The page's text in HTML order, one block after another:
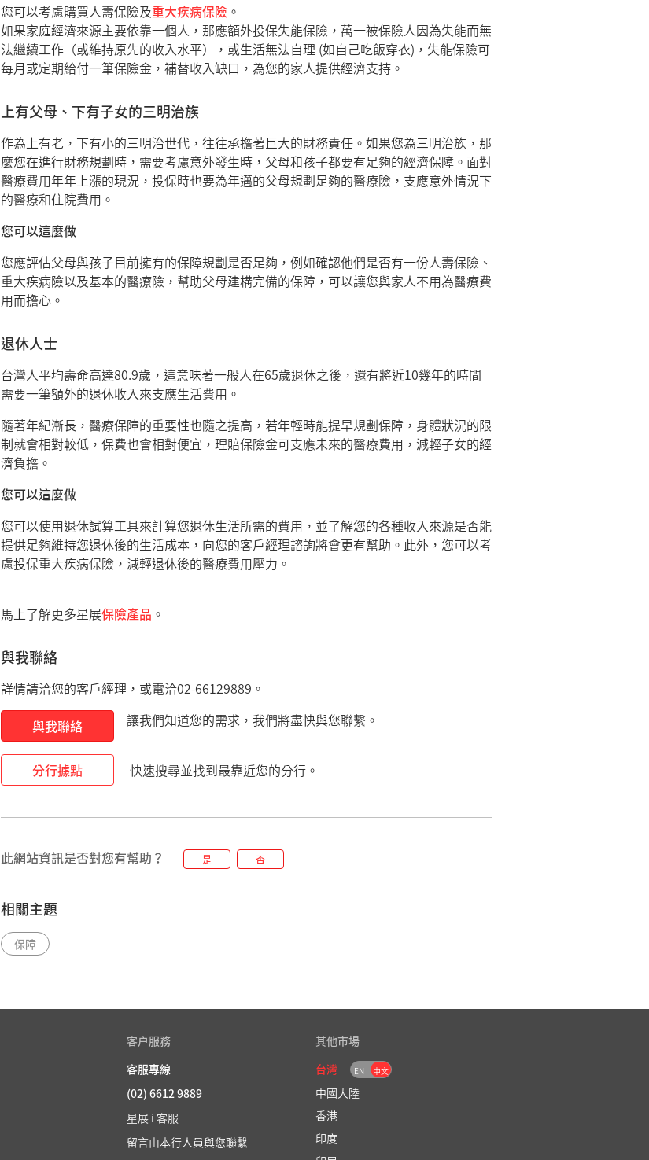
您可以考慮購買人壽保險及重大疾病保險。
如果家庭經濟來源主要依靠一個人，那應額外投保失能保險，萬一被保險人因為失能而無
法繼續工作（或維持原先的收入水平），或生活無法自理 (如自己吃飯穿衣)，失能保險可
每月或定期給付一筆保險金，補替收入缺口，為您的家人提供經濟支持。
上有父母、下有子女的三明治族
作為上有老，下有小的三明治世代，往往承擔著巨大的財務責任。如果您為三明治族，那
麼您在進行財務規劃時，需要考慮意外發生時，父母和孩子都要有足夠的經濟保障。面對
醫療費用年年上漲的現況，投保時也要為年邁的父母規劃足夠的醫療險，支應意外情況下
的醫療和住院費用。
您可以這麼做
您應評估父母與孩子目前擁有的保障規劃是否足夠，例如確認他們是否有一份人壽保險、
重大疾病險以及基本的醫療險，幫助父母建構完備的保障，可以讓您與家人不用為醫療費
用而擔心。
退休人士
台灣人平均壽命高達80.9歲，這意味著一般人在65歲退休之後，還有將近10幾年的時間
需要一筆額外的退休收入來支應生活費用。
隨著年紀漸長，醫療保障的重要性也隨之提高，若年輕時能提早規劃保障，身體狀況的限
制就會相對較低，保費也會相對便宜，理賠保險金可支應未來的醫療費用，減輕子女的經
濟負擔。
您可以這麼做
您可以使用退休試算工具來計算您退休生活所需的費用，並了解您的各種收入來源是否能
提供足夠維持您退休後的生活成本，向您的客戶經理諮詢將會更有幫助。此外，您可以考
慮投保重大疾病保險，減輕退休後的醫療費用壓力。
馬上了解更多星展保險產品 。
與我聯絡
詳情請洽您的客戶經理，或電洽02-66129889。
與我聯絡
讓我們知道您的需求，我們將盡快與您聯繫。
分行據點 快速搜尋並找到最靠近您的分行。
此網站資訊是否對您有幫助？ 是 否
相關主題
保障
客户服務
客服專線
(02) 6612 9889
星展 i 客服
留言由本行人員與您聯繫
其他市場
台灣
EN 中文
中國大陸
香港
印度